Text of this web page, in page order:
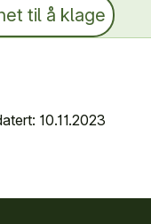
til å klage
10.11.2023